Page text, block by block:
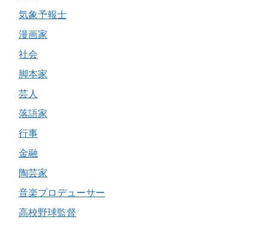
気象予報士
漫画家
社会
脚本家
芸人
落語家
行事
金融
陶芸家
音楽プロデューサー
高校野球監督